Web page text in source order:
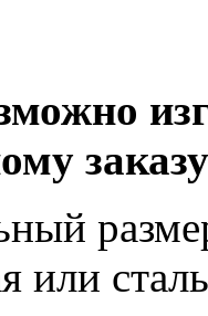
заказу
или